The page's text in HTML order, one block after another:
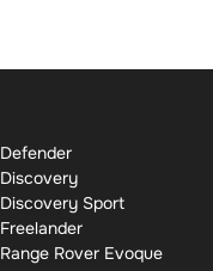
Defender
Discovery
Discovery Sport
Freelander
Range Rover Evoque